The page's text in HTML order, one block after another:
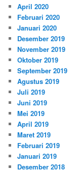
April 2020
Februari 2020
Januari 2020
Desember 2019
November 2019
Oktober 2019
September 2019
Agustus 2019
Juli 2019
Juni 2019
Mei 2019
April 2019
Maret 2019
Februari 2019
Januari 2019
Desember 2018